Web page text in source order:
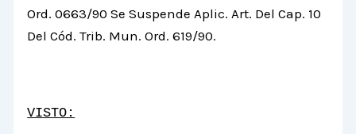
Ord. 0663/90 Se Suspende Aplic. Art. Del Cap. 10
Del Cód. Trib. Mun. Ord. 619/90.
VISTO: